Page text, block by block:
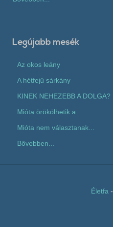
Legújabb mesék
Az okos leány
A hétfejű sárkány
KINEK NEHEZEBB A DOLGA?
Mióta örökölhetik a...
Mióta nem választanak...
Bővebben...
Életfa -